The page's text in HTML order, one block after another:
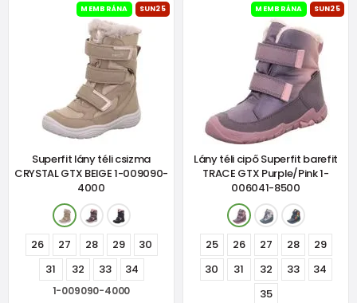
MEMBRÁNA SUN25
Superfit lány téli csizma
CRYSTAL GTX BEIGE 1-009090-
4000
26 27 28 29
30
31
32 33 34
1-009090-4000
MEMBRÁNA SUN25
Lány téli cipő Superfit barefit
TRACE GTX Purple/Pink 1-
006041-8500
25 26 27 28
29
30
31 32 33
34
35